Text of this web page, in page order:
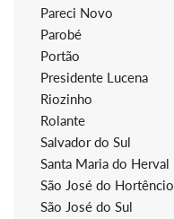
Pareci Novo
Parobé
Portão
Presidente Lucena
Riozinho
Rolante
Salvador do Sul
Santa Maria do Herval
São José do Hortêncio
São José do Sul